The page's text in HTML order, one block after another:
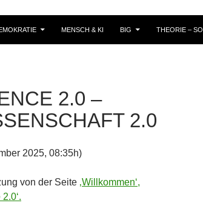
MENSCH & KI BIG THEORIE –
2.0 –
2.0
2025, 08:35h)
von der Seite ‚Willkommen‘,